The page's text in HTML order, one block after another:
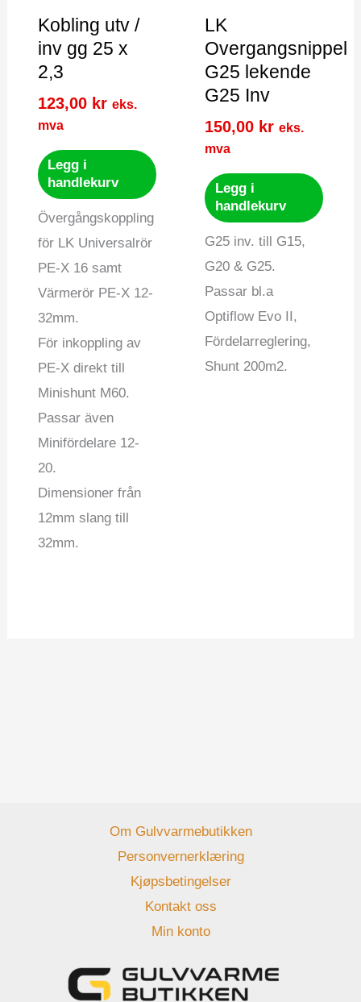
Kobling utv /
inv gg 25 x
2,3
123,00 kr eks.
mva
Legg i
handlekurv
Övergångskoppling
för LK Universalrör
PE-X 16 samt
Värmerör PE-X 12-
32mm.
För inkoppling av
PE-X direkt till
Minishunt M60.
Passar även
Minifördelare 12-
20.
Dimensioner från
12mm slang till
32mm.
LK
Overgangsnippel
G25 lekende
G25 Inv
150,00 kr eks.
mva
Legg i
handlekurv
G25 inv. till G15,
G20 & G25.
Passar bl.a
Optiflow Evo II,
Fördelarreglering,
Shunt 200m2.
Om Gulvvarmebutikken
Personvernerklæring
Kjøpsbetingelser
Kontakt oss
Min konto